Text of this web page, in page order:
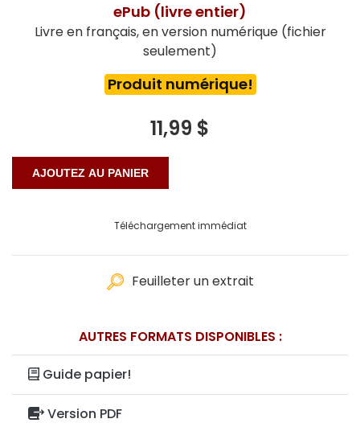
ePub (livre entier)
Livre en français, en version numérique (fichier
seulement)
Produit numérique!
11,99 $
Téléchargement immédiat
Feuilleter un extrait
AUTRES FORMATS DISPONIBLES :
Guide papier!
Version PDF